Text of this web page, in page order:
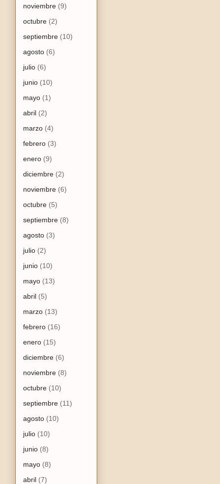
noviembre (9)
octubre (2)
septiembre (10)
agosto (6)
julio (6)
junio (10)
mayo (1)
abril (2)
marzo (4)
febrero (3)
enero (9)
diciembre (2)
noviembre (6)
octubre (5)
septiembre (8)
agosto (3)
julio (2)
junio (10)
mayo (13)
abril (5)
marzo (13)
febrero (16)
enero (15)
diciembre (6)
noviembre (8)
octubre (10)
septiembre (11)
agosto (10)
julio (10)
junio (8)
mayo (8)
abril (7)